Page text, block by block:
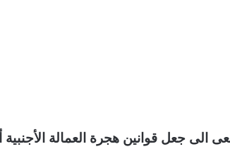
الى جعل قوانين هجرة العمالة